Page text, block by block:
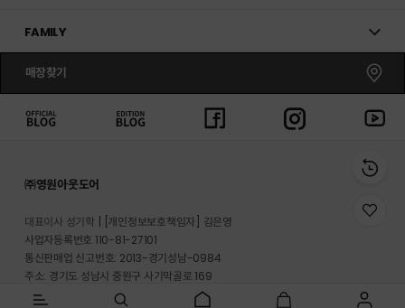
FAMILY
매장찾기
㈜영원아웃도어
대표이사 성기학
[개인정보보호책임자] 김은영
사업자등록번호 110-81-27101
통신판매업 신고번호: 2013-경기성남-0984
주소: 경기도 성남시 중원구 사기막골로 169
반송지 주소 : 경기도 이천시 마장면 프리미엄 아울렛로 33-20
위
이